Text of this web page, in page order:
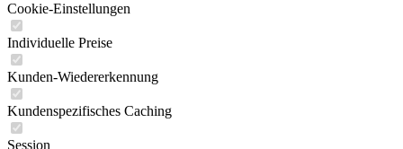
Cookie-Einstellungen
Individuelle Preise
Kunden-Wiedererkennung
Kundenspezifisches Caching
Session